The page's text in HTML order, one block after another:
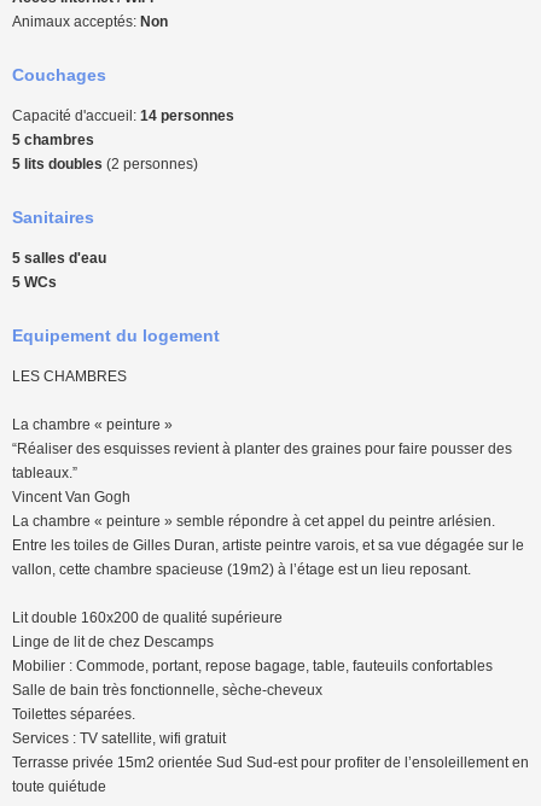
Animaux acceptés: Non
Couchages
Capacité d'accueil: 14 personnes
5 chambres
5 lits doubles (2 personnes)
Sanitaires
5 salles d'eau
5 WCs
Equipement du logement
LES CHAMBRES
La chambre « peinture »
“Réaliser des esquisses revient à planter des graines pour faire pousser des
tableaux.”
Vincent Van Gogh
La chambre « peinture » semble répondre à cet appel du peintre arlésien.
Entre les toiles de Gilles Duran, artiste peintre varois, et sa vue dégagée sur le
vallon, cette chambre spacieuse (19m2) à l’étage est un lieu reposant.
Lit double 160x200 de qualité supérieure
Linge de lit de chez Descamps
Mobilier : Commode, portant, repose bagage, table, fauteuils confortables
Salle de bain très fonctionnelle, sèche-cheveux
Toilettes séparées.
Services : TV satellite, wifi gratuit
Terrasse privée 15m2 orientée Sud Sud-est pour profiter de l’ensoleillement en
toute quiétude